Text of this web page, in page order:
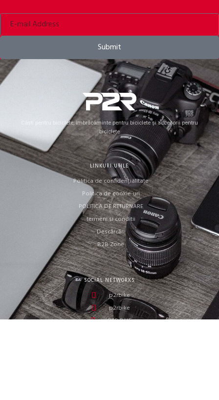
Submit
SOCIAL NETWORKS
p2rbike
p2rbike
P2R BIKE
LINKURI UTILE
Politica de confidențialitate
Politica de cookie-uri
POLITICA DE RETURNARE
termeni si conditii
Descărcări
B2B Zone
Căști pentru biciclete, îmbrăcăminte pentru biciclete și accesorii pentru
biciclete